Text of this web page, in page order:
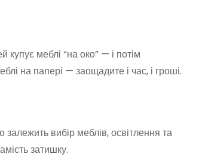
купує меблі “на око” — і потім
на папері — заощадите і час, і гроші.
залежить вибір меблів, освітлення та
затишку.